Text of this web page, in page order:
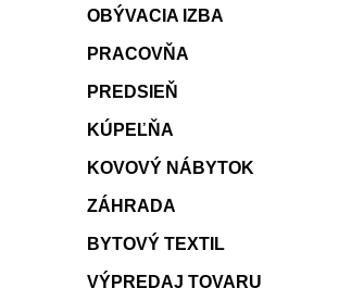
OBÝVACIA IZBA
PRACOVŇA
PREDSIEŇ
KÚPEĽŇA
KOVOVÝ NÁBYTOK
ZÁHRADA
BYTOVÝ TEXTIL
VÝPREDAJ TOVARU